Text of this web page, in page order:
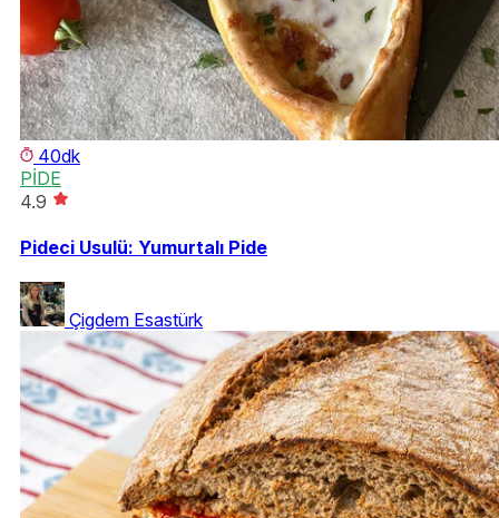
40dk
PİDE
4.9
Pideci Usulü: Yumurtalı Pide
Çigdem Esastürk